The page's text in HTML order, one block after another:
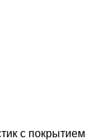
с покрытием